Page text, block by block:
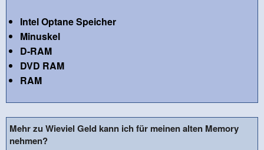
Intel Optane Speicher
Minuskel
D-RAM
DVD RAM
RAM
Mehr zu Wieviel Geld kann ich für meinen alten Memory
nehmen?